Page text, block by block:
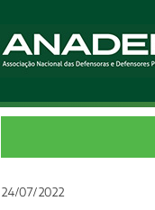
24/07/2022